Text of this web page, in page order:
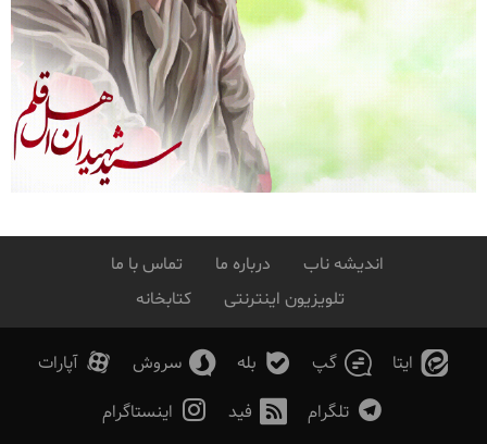
اندیشه ناب درباره ما
تماس با ما
تلویزیون اینترنتی
کتابخانه
ایتا گپ بله سروش
آپارات
تلگرام
فید اینستاگرام